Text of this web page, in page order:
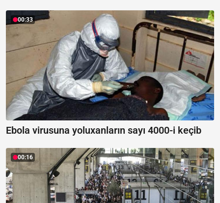
00:33
Ebola virusuna yoluxanların sayı 4000-i keçib
00:16